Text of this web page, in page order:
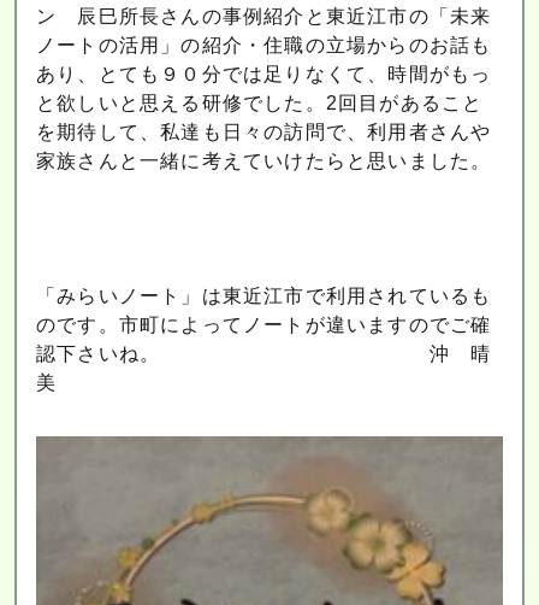
ン 辰巳所長さんの事例紹介と東近江市の「未来
ノートの活用」の紹介・住職の立場からのお話も
あり、とても９０分では足りなくて、時間がもっ
と欲しいと思える研修でした。2回目があること
を期待して、私達も日々の訪問で、利用者さんや
家族さんと一緒に考えていけたらと思いました。
「みらいノート」は東近江市で利用されているも
のです。市町によってノートが違いますのでご確
認下さいね。 沖 晴
美